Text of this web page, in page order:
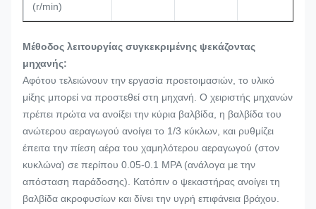
(r/min)
Μέθοδος λειτουργίας συγκεκριμένης ψεκάζοντας
μηχανής:
Αφότου τελειώνουν την εργασία προετοιμασιών, το υλικό
μίξης μπορεί να προστεθεί στη μηχανή. Ο χειριστής μηχανών
πρέπει πρώτα να ανοίξει την κύρια βαλβίδα, η βαλβίδα του
ανώτερου αεραγωγού ανοίγει το 1/3 κύκλων, και ρυθμίζει
έπειτα την πίεση αέρα του χαμηλότερου αεραγωγού (στον
κυκλώνα) σε περίπου 0.05-0.1 MPA (ανάλογα με την
απόσταση παράδοσης). Κατόπιν ο ψεκαστήρας ανοίγει τη
βαλβίδα ακροφυσίων και δίνει την υγρή επιφάνεια βράχου.